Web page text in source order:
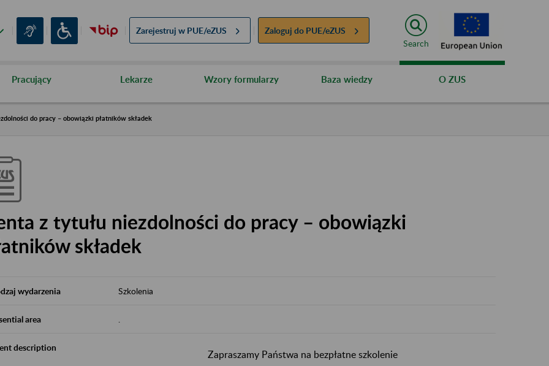
Zarejestruj w PUE/eZUS Zaloguj do PUE/eZUS
Search
Pracujący Lekarze Wzory formularzy Baza wiedzy O ZUS
do pracy – obowiązki płatników składek
z tytułu niezdolności do pracy – obowiązki
składek
wydarzenia Szkolenia
area
description
Zapraszamy Państwa na bezpłatne szkolenie